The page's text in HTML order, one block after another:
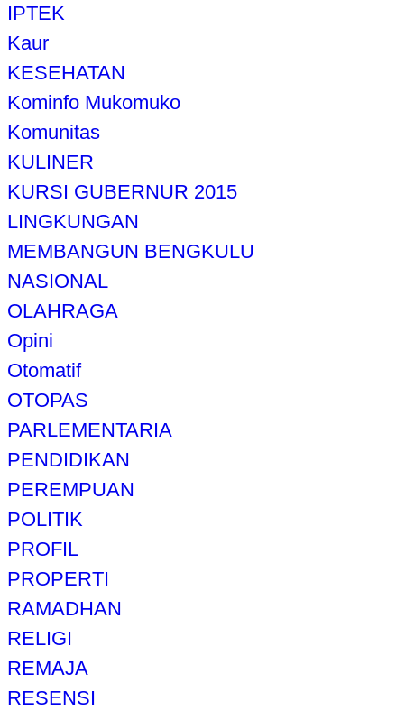
IPTEK
Kaur
KESEHATAN
Kominfo Mukomuko
Komunitas
KULINER
KURSI GUBERNUR 2015
LINGKUNGAN
MEMBANGUN BENGKULU
NASIONAL
OLAHRAGA
Opini
Otomatif
OTOPAS
PARLEMENTARIA
PENDIDIKAN
PEREMPUAN
POLITIK
PROFIL
PROPERTI
RAMADHAN
RELIGI
REMAJA
RESENSI